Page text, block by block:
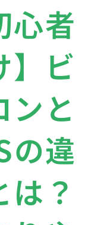
心者
】ビ
ンと
の違
は？